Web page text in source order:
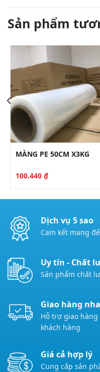
Sản phẩm
MÀNG PE 50CM X3KG
100.440 ₫
Dịch vụ 5 sao
Cam kết mang
Uy tín - Chất
Sản phẩm chất
Giao hàng
Hỗ trợ giao
khách hàng
Giá cả hợp lý
Cung cấp sản